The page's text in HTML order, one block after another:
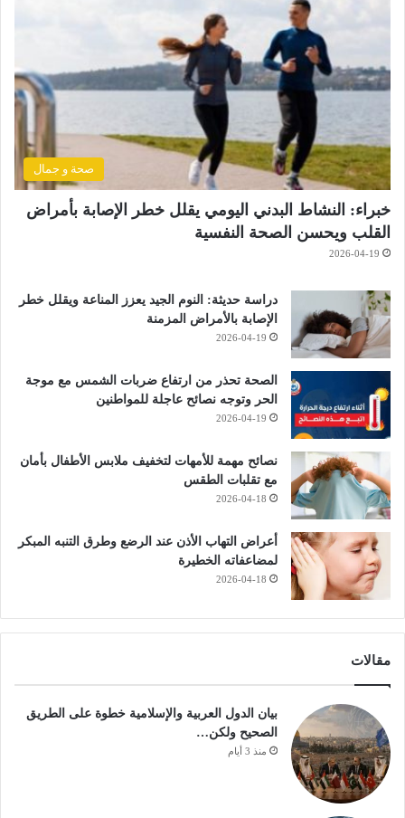
صحة و جمال
خبراء: النشاط البدني اليومي يقلل خطر الإصابة بأمراض
القلب ويحسن الصحة النفسية
2026-04-19
دراسة حديثة: النوم الجيد يعزز المناعة ويقلل خطر
الإصابة بالأمراض المزمنة
2026-04-19
الصحة تحذر من ارتفاع ضربات الشمس مع موجة
الحر وتوجه نصائح عاجلة للمواطنين
2026-04-19
نصائح مهمة للأمهات لتخفيف ملابس الأطفال بأمان
مع تقلبات الطقس
2026-04-18
أعراض التهاب الأذن عند الرضع وطرق التنبه المبكر
لمضاعفاته الخطيرة
2026-04-18
مقالات
بيان الدول العربية والإسلامية خطوة على الطريق
الصحيح ولكن…
منذ 3 أيام